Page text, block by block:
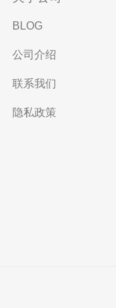
BLOG
公司介绍
联系我们
隐私政策